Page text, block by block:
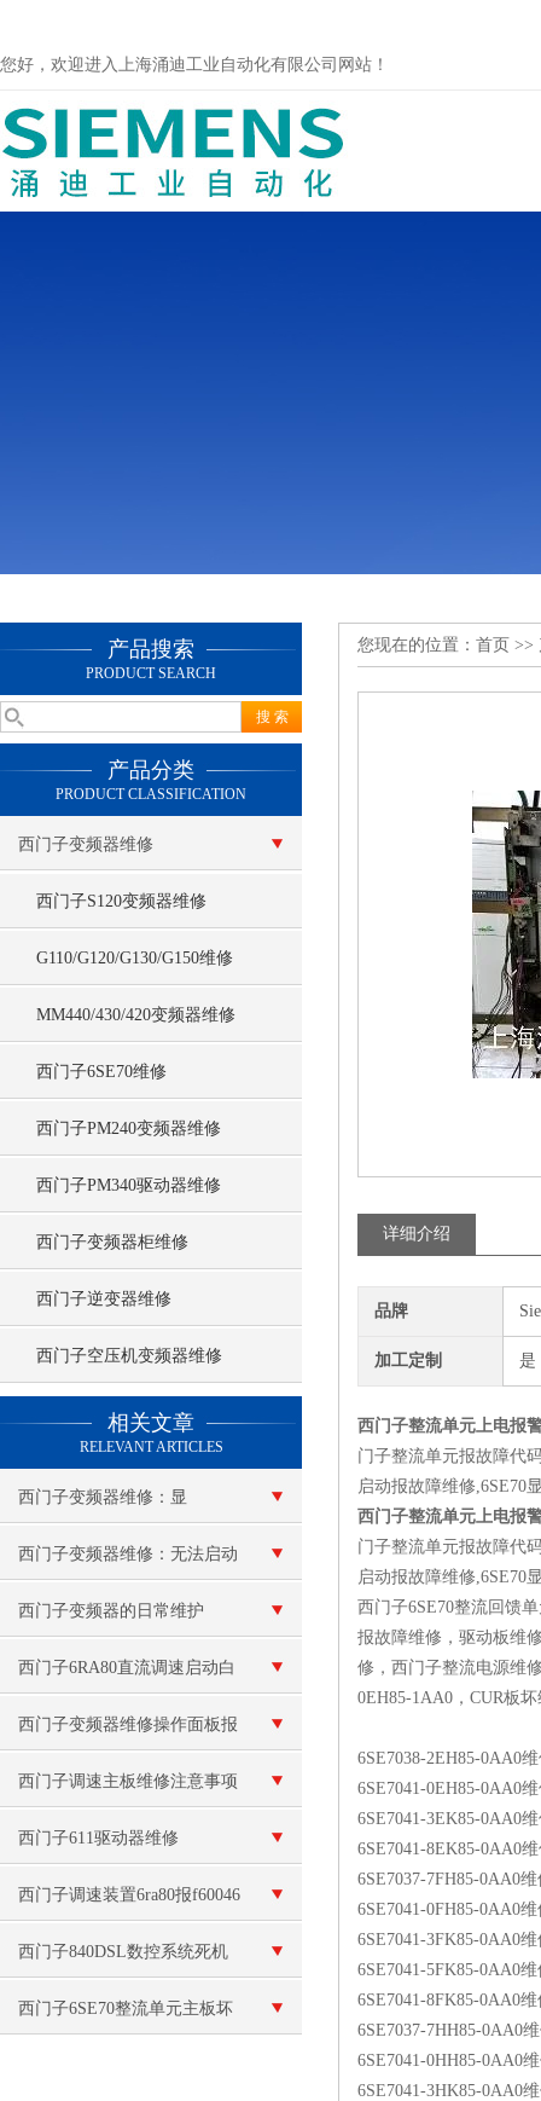
您好，欢迎进入上海涌迪工业自动化有限公司网站！
产品搜索
PRODUCT SEARCH
产品分类
PRODUCT CLASSIFICATION
西门子变频器维修
西门子S120变频器维修
G110/G120/G130/G150维修
MM440/430/420变频器维修
西门子6SE70维修
西门子PM240变频器维修
西门子PM340驱动器维修
西门子变频器柜维修
西门子逆变器维修
西门子空压机变频器维修
相关文章
RELEVANT ARTICLES
西门子变频器维修：显
示“e”报警
西门子变频器维修：无法启动
西门子变频器的日常维护
西门子6RA80直流调速启动白
屏故障维修（现场检测）
西门子变频器维修操作面板报
警“E”故障
西门子调速主板维修注意事项
西门子611驱动器维修
西门子调速装置6ra80报f60046
显示故障代码
西门子840DSL数控系统死机
西门子6SE70整流单元主板坏
您现在的位置： 首页 >>
详细介绍
品牌
加工定制 是
西门子整流单元上电报
门子整流单元报故障代
启动报故障维修,6SE70
西门子整流单元上电报
门子整流单元报故障代
启动报故障维修,6SE70
西门子6SE70整流回馈
报故障维修，驱动板维
修，西门子整流电源维
0EH85-1AA0，CUR板
6SE7038-2EH85-0AA0
6SE7041-0EH85-0AA0
6SE7041-3EK85-0AA0
6SE7041-8EK85-0AA0
6SE7037-7FH85-0AA0
6SE7041-0FH85-0AA0
6SE7041-3FK85-0AA0维
6SE7041-5FK85-0AA0维
6SE7041-8FK85-0AA0维
6SE7037-7HH85-0AA0
6SE7041-0HH85-0AA0
6SE7041-3HK85-0AA0